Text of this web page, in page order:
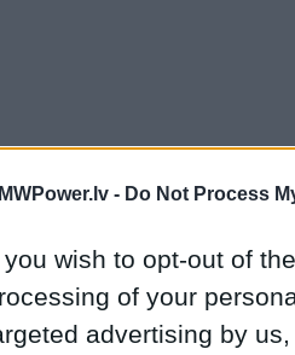
- Do Not Process
you wish to opt-out of
of your
advertising by